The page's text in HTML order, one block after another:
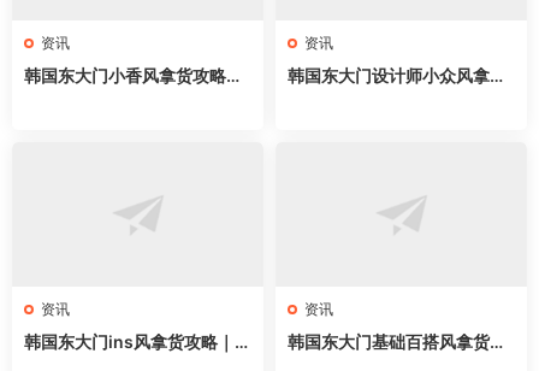
资讯
韩国东大门小香风拿货攻略｜
资讯
韩国东大门设计师小众风拿货
资讯
韩国东大门ins风拿货攻略｜6
资讯
韩国东大门基础百搭风拿货攻